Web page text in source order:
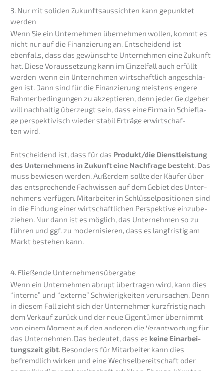
3. Nur mit soliden Zukunfts­aus­sich­ten kann gepunk­tet
werden
Wenn Sie ein Unter­neh­men überneh­men wollen, kommt es
nicht nur auf die Finan­zie­rung an. Entschei­dend ist
ebenfalls, dass das gewünsch­te Unter­neh­men eine Zukunft
hat. Diese Voraus­set­zung kann im Einzel­fall auch erfüllt
werden, wenn ein Unter­neh­men wirtschaft­lich angeschla­
gen ist. Dann sind für die Finan­zie­rung meistens engere
Rahmen­be­din­gun­gen zu akzep­tie­ren, denn jeder Geldge­ber
will nachhal­tig überzeugt sein, dass eine Firma in Schief­la­
ge perspek­ti­visch wieder stabil Erträ­ge erwirt­schaf­
ten wird.
Entschei­dend ist, dass für das Produkt/die Dienst­leis­tung
des Unter­neh­mens in Zukunft eine Nachfra­ge besteht . Das
muss bewie­sen werden. Außer­dem sollte der Käufer über
das entspre­chen­de Fachwis­sen auf dem Gebiet des Unter­
neh­mens verfü­gen. Mitar­bei­ter in Schlüs­sel­po­si­tio­nen sind
in die Findung einer wirtschaft­li­chen Perspek­ti­ve einzu­be­
zie­hen. Nur dann ist es möglich, das Unter­neh­men so zu
führen und ggf. zu moder­ni­sie­ren, dass es langfris­tig am
Markt bestehen kann.
4. Fließen­de Unternehmensübergabe
Wenn ein Unter­neh­men abrupt übertra­gen wird, kann dies
“inter­ne” und “exter­ne” Schwie­rig­kei­ten verur­sa­chen. Denn
in diesem Fall zieht sich der Unter­neh­mer kurzfris­tig nach
dem Verkauf zurück und der neue Eigen­tü­mer übernimmt
von einem Moment auf den anderen die Verant­wor­tung für
das Unter­neh­men. Das bedeu­tet, dass es keine Einar­bei­
tungs­zeit gibt. Beson­ders für Mitar­bei­ter kann dies
befremd­lich wirken und eine Wechsel­be­reit­schaft oder